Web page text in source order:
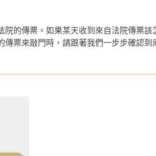
的傳票。如果某天收到來自法院傳票該
票來敲門時，請跟著我們一步步確認到